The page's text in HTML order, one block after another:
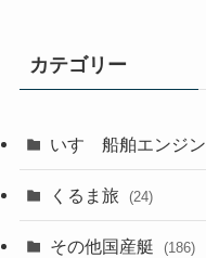
カテゴリー
いすゞ船舶エンジン
くるま旅 (24)
その他国産艇 (186)